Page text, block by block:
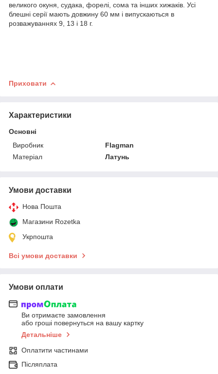
великого окуня, судака, форелі, сома та інших хижаків. Усі
блешні серії мають довжину 60 мм і випускаються в
розважуваннях 9, 13 і 18 г.
Приховати
Характеристики
Основні
Виробник
Flagman
Матеріал
Латунь
Умови доставки
Нова Пошта
Магазини Rozetka
Укрпошта
Всі умови доставки
Умови оплати
Ви отримаєте замовлення
або гроші повернуться на вашу картку
Детальніше
Оплатити частинами
Післяплата